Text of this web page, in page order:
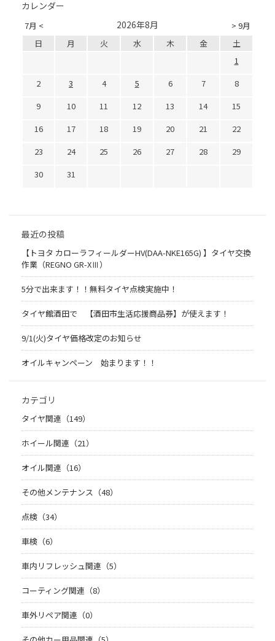
カレンダー
7月 < > 9月
2026年8月
日 月 火 水 木 金
土
1
2
3 4 5 6 7
8
9
10 11 12 13 14
15
16
17 18 19 20 21
22
23
24 25 26 27 28
29
30
31
最近の投稿
【トヨタ カローラフィールダーHV(DAA-NKE165G) 】タイヤ交換
作業（REGNO GR-XⅢ）
5分で出来ます！！無料タイヤ点検実施中！
タイヤ館酒田で 【酒田市生活応援商品券】が使えます！
9/1(火)タイヤ価格改定のお知らせ
オイルキャンペーン 始まります！！
カテゴリ
タイヤ関連（149）
ホイール関連（21）
オイル関連（16）
その他メンテナンス（48）
点検（34）
車検（6）
車内リフレッシュ関連（5）
コーティング関連（8）
車外リペア関連（0）